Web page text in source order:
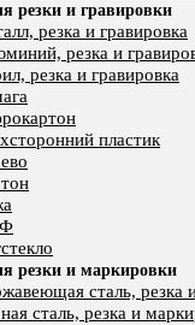
резки и гравировки
резка и гравировка
резка и
резка и гравировка
пластик
резки и маркировки
сталь, резка
сталь, резка и